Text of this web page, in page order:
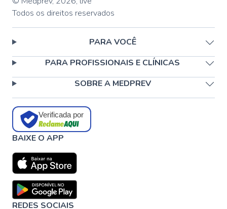
Todos os direitos reservados
PARA VOCÊ
PARA PROFISSIONAIS E CLÍNICAS
SOBRE A MEDPREV
Verificada por
BAIXE O APP
REDES SOCIAIS